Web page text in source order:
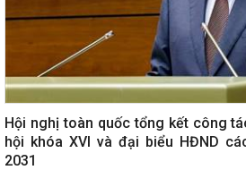
Hội nghị toàn quốc tổng kết công
hội khóa XVI và đại biểu HĐND
2031